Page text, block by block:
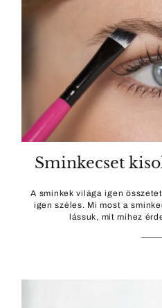
Sminkecset
A sminkek világa igen
igen széles. Mi most a
lássuk, mit mihez